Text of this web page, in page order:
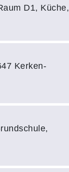
D1, Küche,
Kerken-